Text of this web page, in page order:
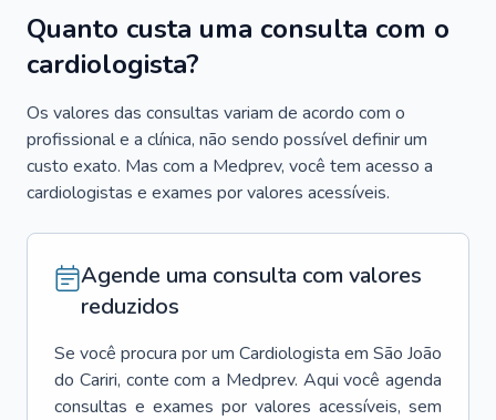
Quanto custa uma consulta com o
cardiologista?
Os valores das consultas variam de acordo com o
profissional e a clínica, não sendo possível definir um
custo exato. Mas com a Medprev, você tem acesso a
cardiologistas e exames por valores acessíveis.
Agende uma consulta com valores
reduzidos
Se você procura por um Cardiologista em São João
do Cariri, conte com a Medprev. Aqui você agenda
consultas e exames por valores acessíveis, sem